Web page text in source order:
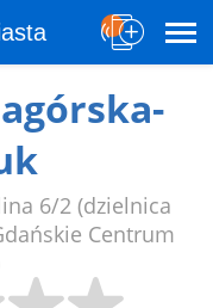
6/2 (dzielnica
Centrum